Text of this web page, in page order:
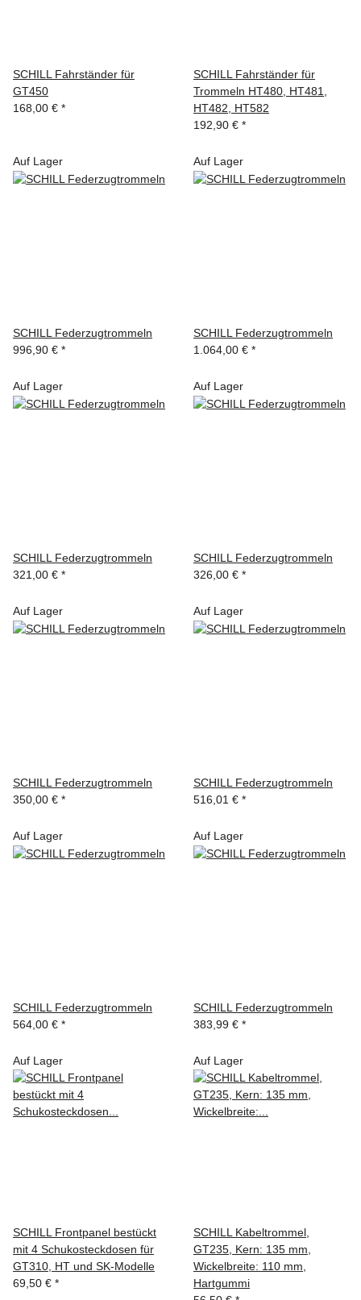
SCHILL Fahrständer für
GT450
168,00 € *
SCHILL Fahrständer für
Trommeln HT480, HT481,
HT482, HT582
192,90 € *
Auf Lager
SCHILL Federzugtrommeln
996,90 € *
Auf Lager
SCHILL Federzugtrommeln
1.064,00 € *
Auf Lager
SCHILL Federzugtrommeln
321,00 € *
Auf Lager
SCHILL Federzugtrommeln
326,00 € *
Auf Lager
SCHILL Federzugtrommeln
350,00 € *
Auf Lager
SCHILL Federzugtrommeln
516,01 € *
Auf Lager
SCHILL Federzugtrommeln
564,00 € *
Auf Lager
SCHILL Federzugtrommeln
383,99 € *
Auf Lager
SCHILL Frontpanel bestückt
mit 4 Schukosteckdosen für
GT310, HT und SK-Modelle
69,50 € *
Auf Lager
SCHILL Kabeltrommel,
GT235, Kern: 135 mm,
Wickelbreite: 110 mm,
Hartgummi